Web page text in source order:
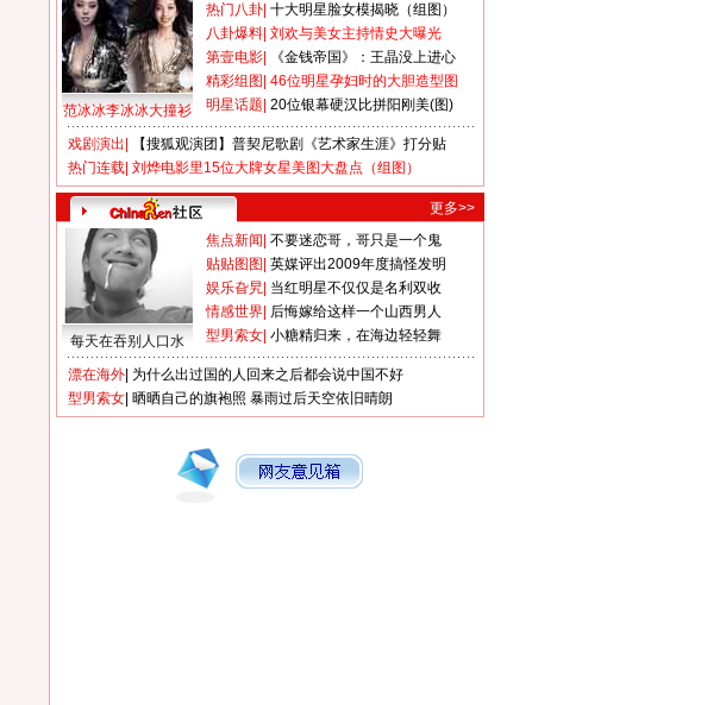
范冰冰李冰冰大撞衫
热门八卦 十大明星脸女模揭晓（组图）
八卦爆料 刘欢与美女主持情史大曝光
第壹电影
《金钱帝国》：王晶没上进心
精彩组图 46位明星孕妇时的大胆造型图
明星话题 20位银幕硬汉比拼阳刚美(图)
戏剧演出
【搜狐观演团】普契尼歌剧《艺术家生涯》打分贴
热门连载 刘烨电影里15位大牌女星美图大盘点（组图）
更多>>
每天在吞别人口水
焦点新闻 不要迷恋哥，哥只是一个鬼
贴贴图图 英媒评出2009年度搞怪发明
娱乐旮旯 当红明星不仅仅是名利双收
情感世界 后悔嫁给这样一个山西男人
型男索女 小糖精归来，在海边轻轻舞
漂在海外 为什么出过国的人回来之后都会说中国不好
型男索女 晒晒自己的旗袍照 暴雨过后天空依旧晴朗